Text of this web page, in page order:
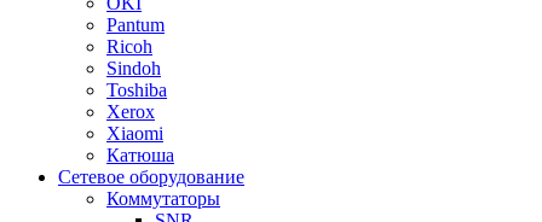
Pantum
Ricoh
Sindoh
Toshiba
Xerox
Xiaomi
Катюша
Сетевое оборудование
Коммутаторы